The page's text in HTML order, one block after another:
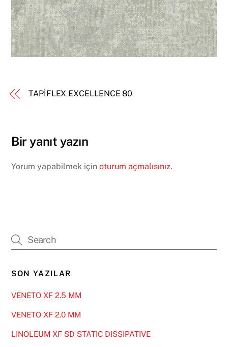
TAPİFLEX EXCELLENCE 80
Bir yanıt yazın
Yorum yapabilmek içinoturum açmalısınız.
SON YAZILAR
VENETO XF 2.5 MM
VENETO XF 2.0 MM
LINOLEUM XF SD STATIC DISSIPATIVE